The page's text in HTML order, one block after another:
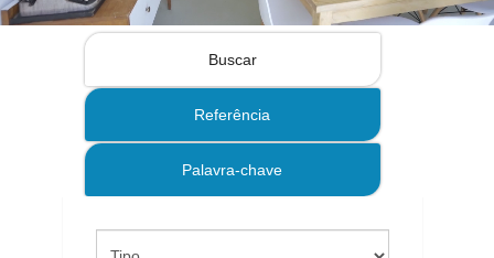
Buscar
Referência
Palavra-chave